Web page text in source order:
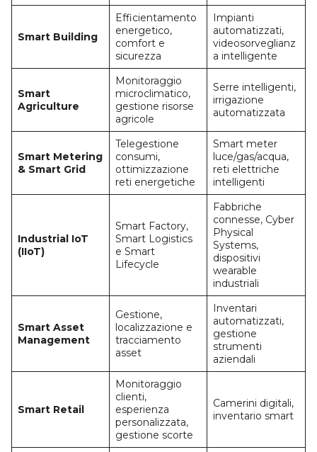
Smart Building
Efficientamento
energetico,
comfort e
sicurezza
Impianti
automatizzati,
videosorveglianz
a intelligente
Smart
Agriculture
Monitoraggio
microclimatico,
gestione risorse
agricole
Serre intelligenti,
irrigazione
automatizzata
Smart Metering
& Smart Grid
Telegestione
consumi,
ottimizzazione
reti energetiche
Smart meter
luce/gas/acqua,
reti elettriche
intelligenti
Industrial IoT
(IIoT)
Smart Factory,
Smart Logistics
e Smart
Lifecycle
Fabbriche
connesse, Cyber
Physical
Systems,
dispositivi
wearable
industriali
Smart Asset
Management
Gestione,
localizzazione e
tracciamento
asset
Inventari
automatizzati,
gestione
strumenti
aziendali
Smart Retail
Monitoraggio
clienti,
esperienza
personalizzata,
gestione scorte
Camerini digitali,
inventario smart